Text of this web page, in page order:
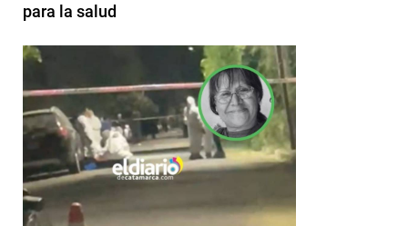
para la salud